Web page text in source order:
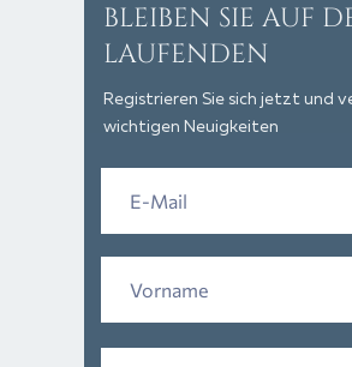
BLEIBEN SIE AUF
LAUFENDEN
Registrieren Sie sich jetzt und
wichtigen Neuigkeiten